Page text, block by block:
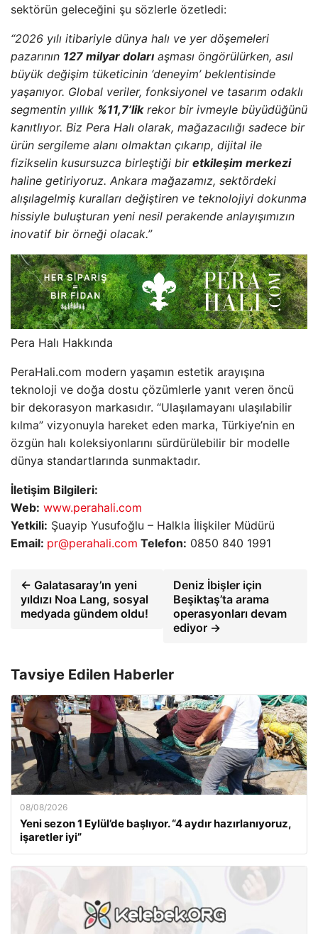
sektörün geleceğini şu sözlerle özetledi:
“2026 yılı itibariyle dünya halı ve yer döşemeleri
pazarının 127 milyar doları aşması öngörülürken, asıl
büyük değişim tüketicinin ‘deneyim’ beklentisinde
yaşanıyor. Global veriler, fonksiyonel ve tasarım odaklı
segmentin yıllık %11,7’likrekor bir ivmeyle büyüdüğünü
kanıtlıyor. Biz Pera Halı olarak, mağazacılığı sadece bir
ürün sergileme alanı olmaktan çıkarıp, dijital ile
fizikselin kusursuzca birleştiği bir etkileşim merkezi
haline getiriyoruz. Ankara mağazamız, sektördeki
alışılagelmiş kuralları değiştiren ve teknolojiyi dokunma
hissiyle buluşturan yeni nesil perakende anlayışımızın
inovatif bir örneği olacak.”
Pera Halı Hakkında
PeraHali.com modern yaşamın estetik arayışına
teknoloji ve doğa dostu çözümlerle yanıt veren öncü
bir dekorasyon markasıdır. “Ulaşılamayanı ulaşılabilir
kılma” vizyonuyla hareket eden marka, Türkiye’nin en
özgün halı koleksiyonlarını sürdürülebilir bir modelle
dünya standartlarında sunmaktadır.
İletişim Bilgileri:
Web: www.perahali.com
Yetkili: Şuayip Yusufoğlu – Halkla İlişkiler Müdürü
Email: pr@perahali.com Telefon: 0850 840 1991
← Galatasaray’ın yeni
yıldızı Noa Lang, sosyal
medyada gündem oldu!
Deniz İbişler için
Beşiktaş’ta arama
operasyonları devam
ediyor →
Tavsiye Edilen Haberler
08/08/2026
Yeni sezon 1 Eylül’de başlıyor. “4 aydır hazırlanıyoruz,
işaretler iyi”